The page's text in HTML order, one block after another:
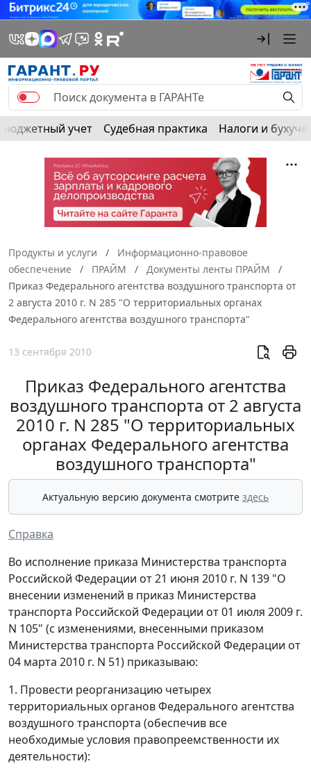
Бюджетный учет Судебная практика Налоги и
Продукты и услуги
Информационно-правовое
обеспечение
ПРАЙМ
Документы ленты ПРАЙМ
Приказ Федерального агентства воздушного транспорта от
2 августа 2010 г. N 285 "О территориальных органах
Федерального агентства воздушного транспорта"
13 сентября 2010
Приказ Федерального агентства
воздушного транспорта от 2 августа
2010 г. N 285 "О территориальных
органах Федерального агентства
воздушного транспорта"
Актуальную версию документа смотрите здесь
Справка
Во исполнение приказа Министерства транспорта
Российской Федерации от 21 июня 2010 г. N 139 "О
внесении изменений в приказ Министерства
транспорта Российской Федерации от 01 июля 2009 г.
N 105" (с изменениями, внесенными приказом
Министерства транспорта Российской Федерации от
04 марта 2010 г. N 51) приказываю:
1. Провести реорганизацию четырех
территориальных органов Федерального агентства
воздушного транспорта (обеспечив все
необходимые условия правопреемственности их
деятельности):